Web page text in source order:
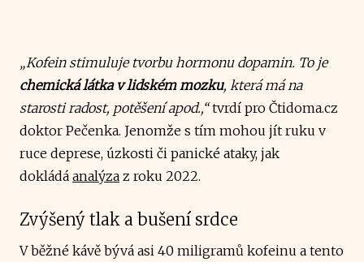
„Kofein stimuluje tvorbu hormonu dopamin. To je
chemická látka v lidském mozku, která má na
starosti radost, potěšení apod.,“tvrdí pro Čtidoma.cz
doktor Pečenka. Jenomže s tím mohou jít ruku v
ruce deprese, úzkosti či panické ataky, jak
dokládá analýza z roku 2022.
Zvýšený tlak a bušení srdce
V běžné kávě bývá asi 40 miligramů kofeinu a tento